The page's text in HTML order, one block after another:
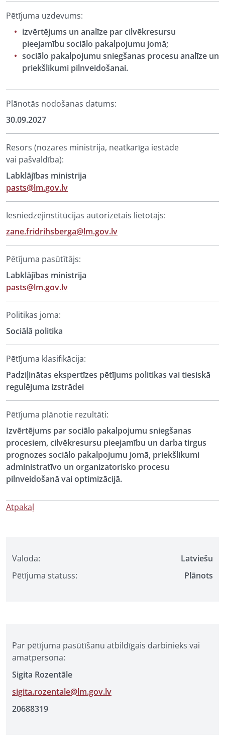
Valoda:
Latviešu
Pētījuma statuss:
Plānots
Par pētījuma pasūtīšanu atbildīgais darbinieks vai
amatpersona:
Sigita Rozentāle
sigita.rozentale@lm.gov.lv
20688319
Pētījuma uzdevums:
izvērtējums un analīze par cilvēkresursu
pieejamību sociālo pakalpojumu jomā;
sociālo pakalpojumu sniegšanas procesu analīze un
priekšlikumi pilnveidošanai.
Plānotās nodošanas datums:
30.09.2027
Resors (nozares ministrija, neatkarīga iestāde
vai pašvaldība):
Labklājības ministrija
pasts@lm.gov.lv
Iesniedzējinstitūcijas autorizētais lietotājs:
zane.fridrihsberga@lm.gov.lv
Pētījuma pasūtītājs:
Labklājības ministrija
pasts@lm.gov.lv
Politikas joma:
Sociālā politika
Pētījuma klasifikācija:
Padziļinātas ekspertīzes pētījums politikas vai tiesiskā
regulējuma izstrādei
Pētījuma plānotie rezultāti:
Izvērtējums par sociālo pakalpojumu sniegšanas
procesiem, cilvēkresursu pieejamību un darba tirgus
prognozes sociālo pakalpojumu jomā, priekšlikumi
administratīvo un organizatorisko procesu
pilnveidošanā vai optimizācijā.
Atpakaļ